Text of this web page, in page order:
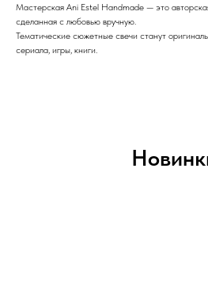
Мастерская Ani Estel Handmade — это
сделанная с любовью вручную.
Тематические сюжетные свечи станут
сериала, игры, книги.